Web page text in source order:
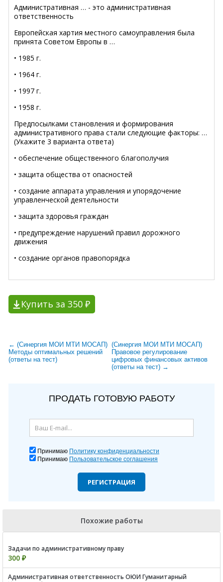
Административная … - это административная
ответственность
Европейская хартия местного самоуправления была
принята Советом Европы в …
• 1985 г.
• 1964 г.
• 1997 г.
• 1958 г.
Предпосылками становления и формирования
административного права стали следующие факторы: …
(Укажите 3 варианта ответа)
• обеспечение общественного благополучия
• защита общества от опасностей
• создание аппарата управления и упорядочение
управленческой деятельности
• защита здоровья граждан
• предупреждение нарушений правил дорожного
движения
• создание органов правопорядка
Купить за 350 ₽
← (Синергия МОИ МТИ МОСАП)
Методы оптимальных решений
(ответы на тест)
(Синергия МОИ МТИ МОСАП)
Правовое регулирование
цифровых финансовых активов
(ответы на тест) →
ПРОДАТЬ ГОТОВУЮ РАБОТУ
Принимаю Политику конфиденциальности
Принимаю Пользовательское соглашения
РЕГИСТРАЦИЯ
Похожие работы
Задачи по административному праву
300 ₽
Административная ответственность ОЮИ Гуманитарный